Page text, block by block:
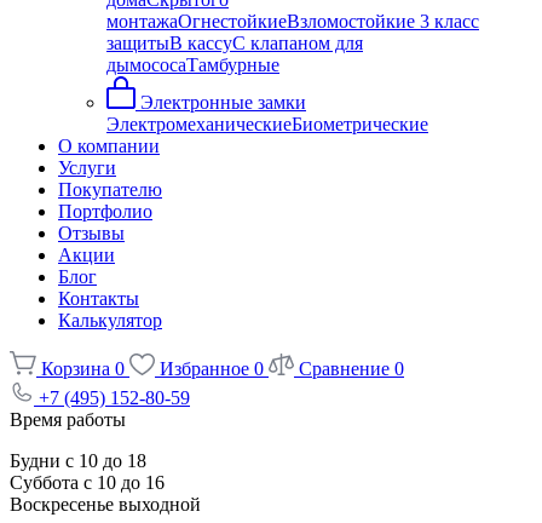
монтажаОгнестойкиеВзломостойкие 3 класс
защитыВ кассуС клапаном для
дымососаТамбурные
Электронные замки
ЭлектромеханическиеБиометрические
О компании
Услуги
Покупателю
Портфолио
Отзывы
Акции
Блог
Контакты
Калькулятор
Корзина 0 Избранное 0 Сравнение 0
+7 (495) 152-80-59
Время работы
Будни с 10 до 18
Суббота с 10 до 16
Воскресенье выходной